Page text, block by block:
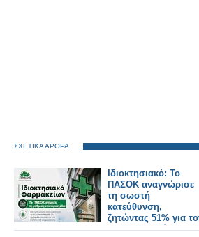
ΣΧΕΤΙΚΑ ΑΡΘΡΑ
Ιδιοκτησιακό: Το
ΠΑΣΟΚ αναγνώρισε
τη σωστή
κατεύθυνση,
ζητώντας 51% για
φαρμακοποιό